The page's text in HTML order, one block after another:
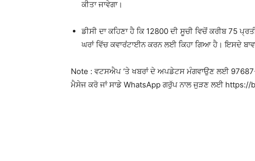
ਕੀਤਾ ਜਾਵੇਗਾ।
ਡੀਸੀ ਦਾ ਕਹਿਣਾ ਹੈ ਕਿ 12800 ਦੀ ਸੂਚੀ ਵਿਚੋਂ ਕਰੀਬ
ਘਰਾਂ ਵਿੱਚ ਕਵਾਰਂਟਾਈਨ ਕਰਨ ਲਈ ਕਿਹਾ ਗਿਆ ਹੈ। ਇਸਦੇ
Note : ਵਟਸਐਪ ‘ਤੇ ਖਬਰਾਂ ਦੇ ਅਪਡੇਟਸ ਮੰਗਵਾਉਣ ਲਈ
ਮੈਸੇਜ ਕਰੋ ਜਾਂ ਸਾਡੇ WhatsApp ਗਰੁੱਪ ਨਾਲ ਜੁੜਣ ਲਈ https://